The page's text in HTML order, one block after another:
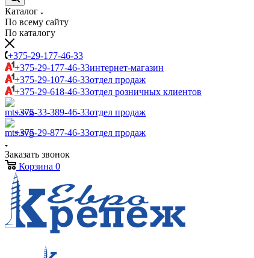
Каталог
По всему сайту
По каталогу
+375-29-177-46-33
+375-29-177-46-33интернет-магазин
+375-29-107-46-33отдел продаж
+375-29-618-46-33отдел розничных клиентов
+375-33-389-46-33отдел продаж
+375-29-877-46-33отдел продаж
Заказать звонок
Корзина 0